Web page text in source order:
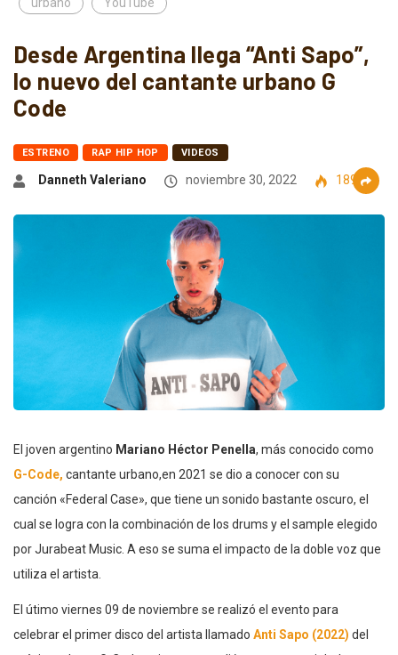
urbano YouTube
Desde Argentina llega “Anti Sapo”,
lo nuevo del cantante urbano G
Code
ESTRENO RAP HIP HOP VIDEOS
Danneth Valeriano noviembre 30, 2022 1890
El joven argentino Mariano Héctor Penella, más conocido como
G-Code, cantante urbano,en 2021 se dio a conocer con su
canción «Federal Case», que tiene un sonido bastante oscuro, el
cual se logra con la combinación de los drums y el sample elegido
por Jurabeat Music. A eso se suma el impacto de la doble voz que
utiliza el artista.
El útimo viernes 09 de noviembre se realizó el evento para
celebrar el primer disco del artista llamado Anti Sapo (2022) del